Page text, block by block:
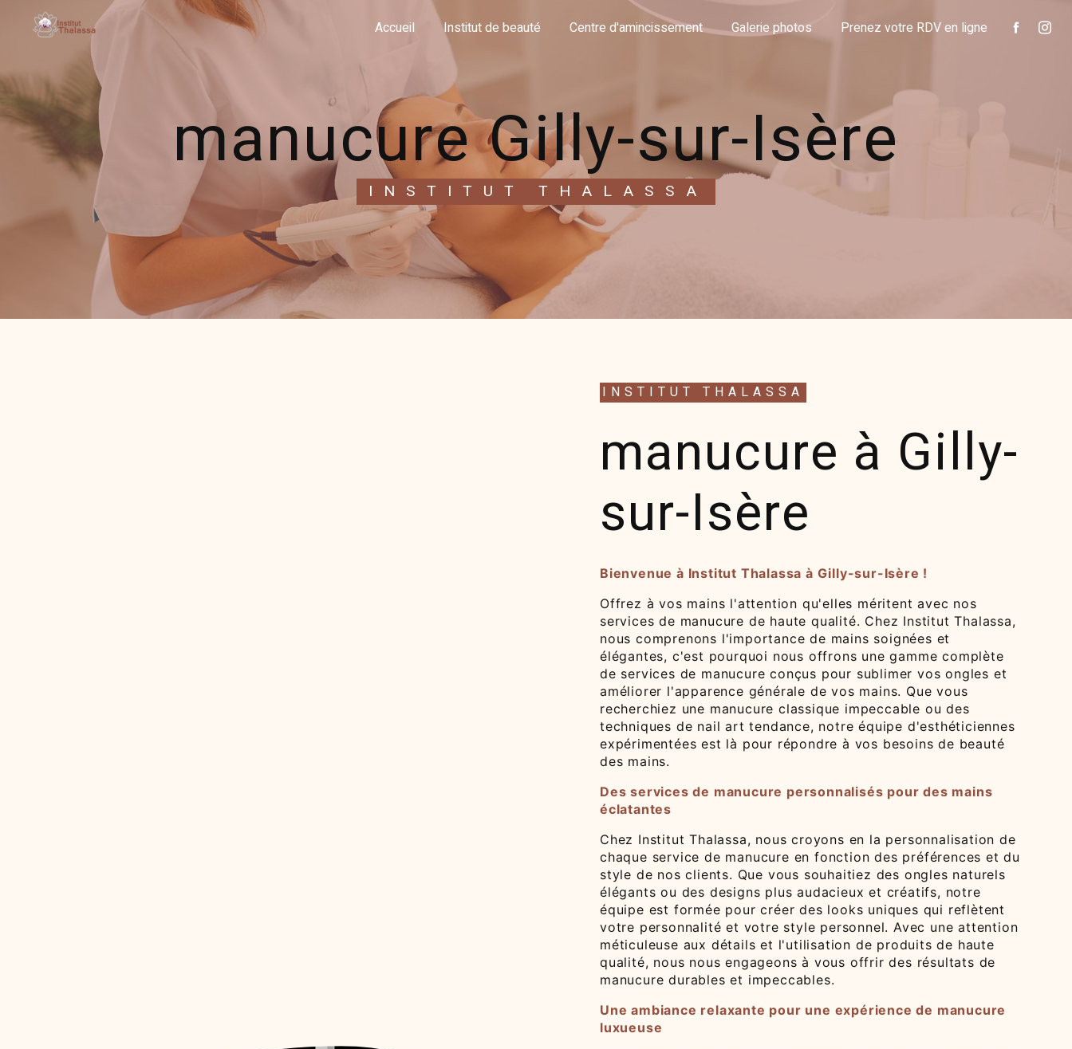
Accueil Institut de beauté Centre d'amincissement Galerie photos Prenez votre RDV en ligne
manucure Gilly-sur-Isère
INSTITUT THALASSA
INSTITUT THALASSA
manucure à Gilly-
sur-Isère
Bienvenue à Institut Thalassa à Gilly-sur-Isère !
Offrez à vos mains l'attention qu'elles méritent avec nos
services de manucure de haute qualité. Chez Institut Thalassa,
nous comprenons l'importance de mains soignées et
élégantes, c'est pourquoi nous offrons une gamme complète
de services de manucure conçus pour sublimer vos ongles et
améliorer l'apparence générale de vos mains. Que vous
recherchiez une manucure classique impeccable ou des
techniques de nail art tendance, notre équipe d'esthéticiennes
expérimentées est là pour répondre à vos besoins de beauté
des mains.
Des services de manucure personnalisés pour des mains
éclatantes
Chez Institut Thalassa, nous croyons en la personnalisation de
chaque service de manucure en fonction des préférences et du
style de nos clients. Que vous souhaitiez des ongles naturels
élégants ou des designs plus audacieux et créatifs, notre
équipe est formée pour créer des looks uniques qui reflètent
votre personnalité et votre style personnel. Avec une attention
méticuleuse aux détails et l'utilisation de produits de haute
qualité, nous nous engageons à vous offrir des résultats de
manucure durables et impeccables.
Une ambiance relaxante pour une expérience de manucure
luxueuse
Panneau de gestion des cookies